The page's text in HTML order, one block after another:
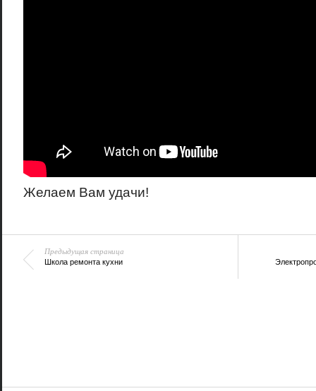
Желаем Вам удачи!
Предыдущая страница
Школа ремонта кухни